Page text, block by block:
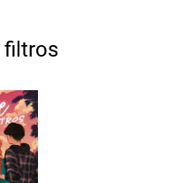
filtros